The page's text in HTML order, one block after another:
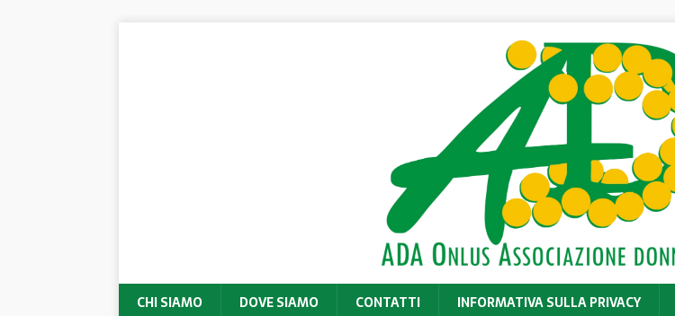
CHI SIAMO DOVE SIAMO CONTATTI INFORMATIVA SULLA PRIVACY